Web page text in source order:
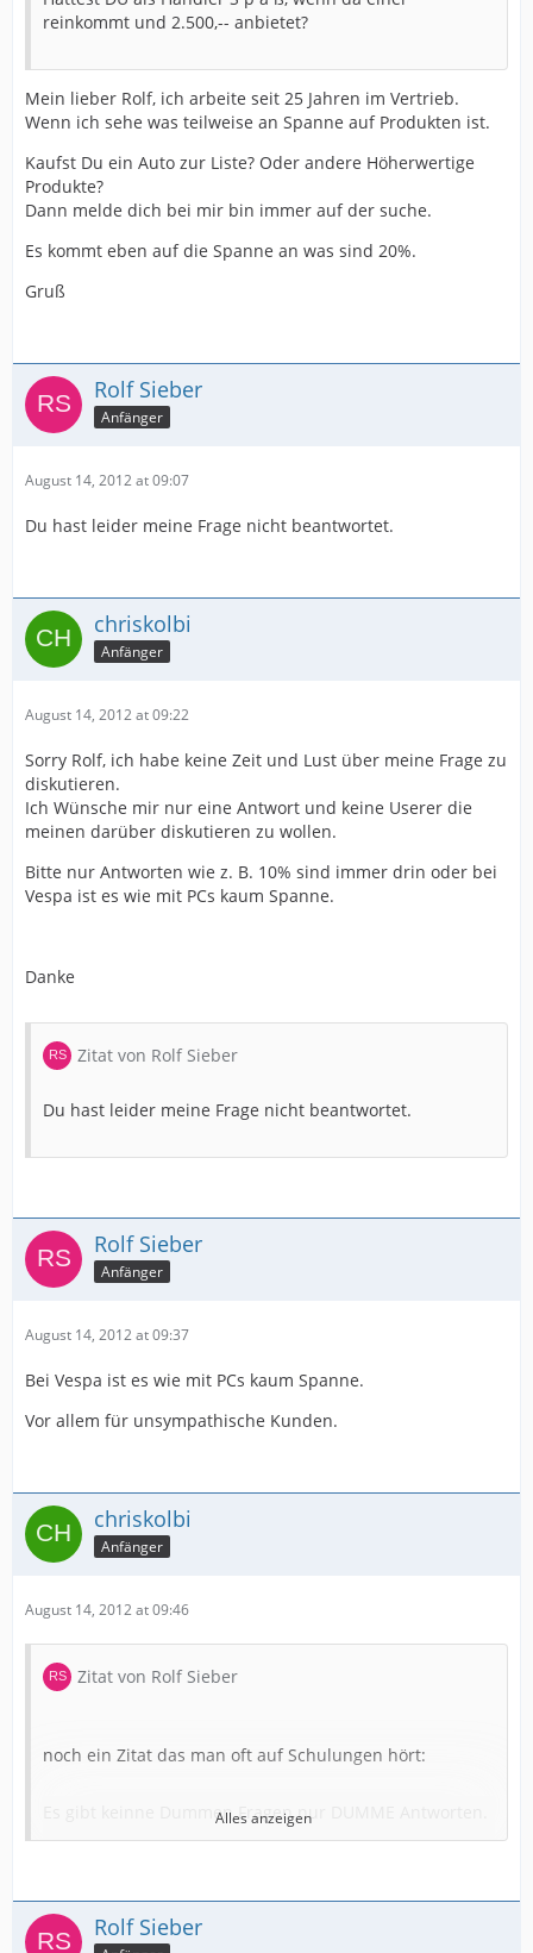
reinkommt und 2.500,-- anbietet?
Mein lieber Rolf, ich arbeite seit 25 Jahren im Vertrieb.
Wenn ich sehe was teilweise an Spanne auf Produkten ist.
Kaufst Du ein Auto zur Liste? Oder andere Höherwertige
Produkte?
Dann melde dich bei mir bin immer auf der suche.
Es kommt eben auf die Spanne an was sind 20%.
Gruß
Rolf Sieber
Anfänger
August 14, 2012 at 09:07
Du hast leider meine Frage nicht beantwortet.
chriskolbi
Anfänger
August 14, 2012 at 09:22
Sorry Rolf, ich habe keine Zeit und Lust über meine Frage zu
diskutieren.
Ich Wünsche mir nur eine Antwort und keine Userer die
meinen darüber diskutieren zu wollen.
Bitte nur Antworten wie z. B. 10% sind immer drin oder bei
Vespa ist es wie mit PCs kaum Spanne.
Danke
Zitat von Rolf Sieber
Du hast leider meine Frage nicht beantwortet.
Rolf Sieber
Anfänger
August 14, 2012 at 09:37
Bei Vespa ist es wie mit PCs kaum Spanne.
Vor allem für unsympathische Kunden.
chriskolbi
Anfänger
August 14, 2012 at 09:46
Zitat von Rolf Sieber
noch ein Zitat das man oft auf Schulungen hört:
Es gibt keinne Dummen Fragen nur DUMME Antworten.
Alles anzeigen
Rolf Sieber